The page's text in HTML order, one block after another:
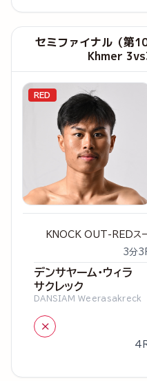
セミファイナル（第
Khmer
RED
KNOCK OUT-REDスー
3分
デンサヤーム・ウィラ
サクレック
DANSIAM Weerasakreck
×